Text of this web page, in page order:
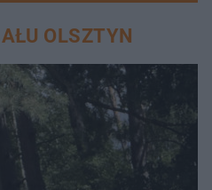
OLSZTYN